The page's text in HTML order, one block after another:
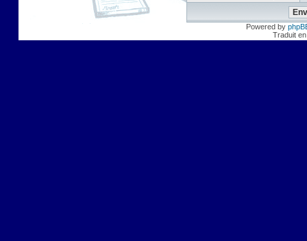
Powered by
Traduit